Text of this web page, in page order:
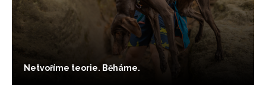
Netvoříme teorie. Běháme.